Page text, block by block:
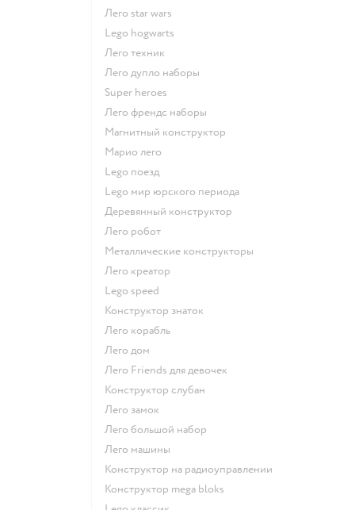
Лего star wars
Lego hogwarts
Лего техник
Лего дупло наборы
Super heroes
Лего френдс наборы
Магнитный конструктор
Марио лего
Lego поезд
Lego мир юрского периода
Деревянный конструктор
Лего робот
Металлические конструкторы
Лего креатор
Lego speed
Конструктор знаток
Лего корабль
Лего дом
Лего Friends для девочек
Конструктор слубан
Лего замок
Лего большой набор
Лего машины
Конструктор на радиоуправлении
Конструктор mega bloks